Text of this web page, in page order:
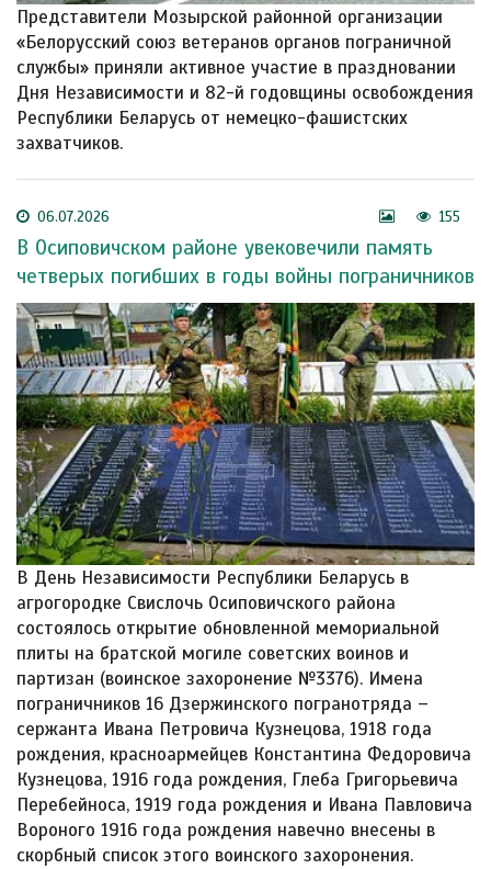
Представители Мозырской районной организации
«Белорусский союз ветеранов органов пограничной
службы» приняли активное участие в праздновании
Дня Независимости и 82-й годовщины освобождения
Республики Беларусь от немецко-фашистских
захватчиков.
06.07.2026 155
В Осиповичском районе увековечили память
четверых погибших в годы войны пограничников
В День Независимости Республики Беларусь в
агрогородке Свислочь Осиповичского района
состоялось открытие обновленной мемориальной
плиты на братской могиле советских воинов и
партизан (воинское захоронение №3376). Имена
пограничников 16 Дзержинского погранотряда –
сержанта Ивана Петровича Кузнецова, 1918 года
рождения, красноармейцев Константина Федоровича
Кузнецова, 1916 года рождения, Глеба Григорьевича
Перебейноса, 1919 года рождения и Ивана Павловича
Вороного 1916 года рождения навечно внесены в
скорбный список этого воинского захоронения.